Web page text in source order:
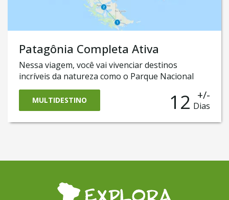
Patagônia Completa Ativa
Nessa viagem, você vai vivenciar destinos
incríveis da natureza como o Parque Nacional
Torres del Paine, e o famoso Glaciar Perito
Moreno e Ushuaia, no fim do mundo. E ainda vai
ter uma incrível experiência em El Chaltén, a
capital mundial do trekking com seu monte Fitz
MULTIDESTINO 12 +/-
Dias